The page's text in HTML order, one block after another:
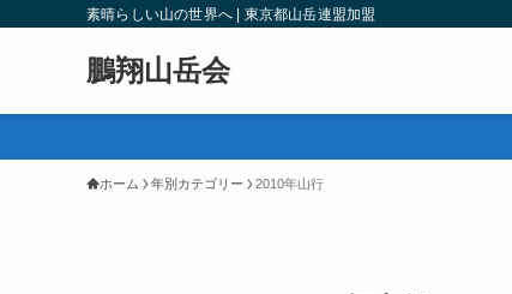
素晴らしい山の世界へ | 東京都山岳連盟加盟
鵬翔山岳会
ホーム 年別カテゴリー 2010年山行